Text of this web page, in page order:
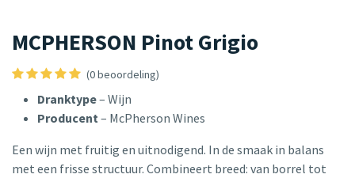
MCPHERSON Pinot Grigio
(0 beoordeling)
Dranktype– Wijn
Producent– McPherson Wines
Een wijn met fruitig en uitnodigend. In de smaak in balans
met een frisse structuur. Combineert breed: van borrel tot